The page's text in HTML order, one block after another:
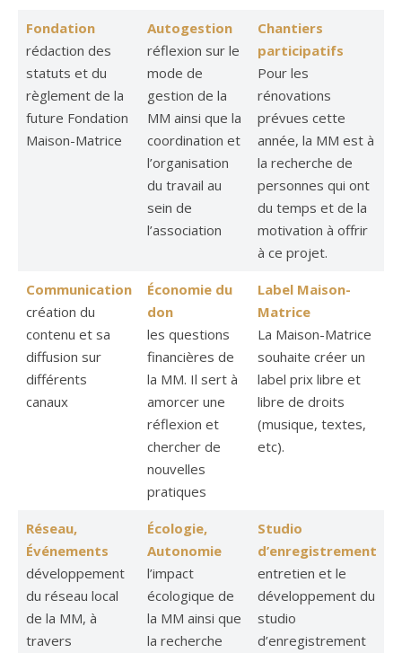
Fondation
rédaction des
statuts et du
règlement de la
future Fondation
Maison-Matrice
Autogestion
réflexion sur le
mode de
gestion de la
MM ainsi que la
coordination et
l’organisation
du travail au
sein de
l’association
Chantiers
participatifs
Pour les
rénovations
prévues cette
année, la MM est à
la recherche de
personnes qui ont
du temps et de la
motivation à offrir
à ce projet.
Communication
création du
contenu et sa
diffusion sur
différents
canaux
Économie du
don
les questions
financières de
la MM. Il sert à
amorcer une
réflexion et
chercher de
nouvelles
pratiques
Label Maison-
Matrice
La Maison-Matrice
souhaite créer un
label prix libre et
libre de droits
(musique, textes,
etc).
Réseau,
Événements
développement
du réseau local
de la MM, à
travers
Écologie,
Autonomie
l’impact
écologique de
la MM ainsi que
la recherche
Studio
d’enregistrement
entretien et le
développement du
studio
d’enregistrement